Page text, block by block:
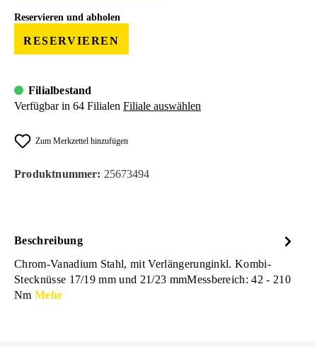
Reservieren und abholen
RESERVIEREN
Filialbestand
Verfügbar in 64 Filialen Filiale auswählen
Zum Merkzettel hinzufügen
Produktnummer: 25673494
Beschreibung
Chrom-Vanadium Stahl, mit Verlängerunginkl. Kombi-
Stecknüsse 17/19 mm und 21/23 mmMessbereich: 42 - 210
Nm Mehr